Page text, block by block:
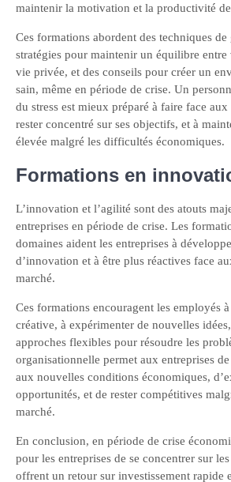
maintenir la motivation et la productivité
Ces formations abordent des techniques de
stratégies pour maintenir un équilibre
vie privée, et des conseils pour créer un
sain, même en période de crise. Un
du stress est mieux préparé à faire face
rester concentré sur ses objectifs, et à
élevée malgré les difficultés économiques.
Formations en
L’innovation et l’agilité sont des atouts
entreprises en période de crise. Les
domaines aident les entreprises à
d’innovation et à être plus réactives face
marché.
Ces formations encouragent les employés
créative, à expérimenter de nouvelles
approches flexibles pour résoudre les
organisationnelle permet aux entreprises
aux nouvelles conditions économiques,
opportunités, et de rester compétitives
marché.
En conclusion, en période de crise
pour les entreprises de se concentrer sur
offrent un retour sur investissement rapide